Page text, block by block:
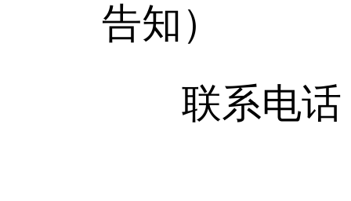
告知）
联系电话